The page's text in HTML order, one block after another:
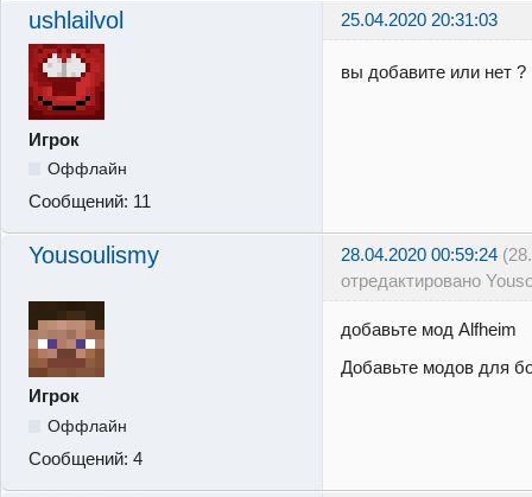
ushlailvol 25.04.2020 20:31:03
Игрок
Оффлайн
Сообщений: 11
вы добавите или нет
Yousoulismy 28.04.2020 00:59:24
отредактировано
Игрок
Оффлайн
Сообщений: 4
добавьте мод Alfheim
Добавьте модов для